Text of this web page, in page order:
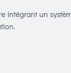
intégrant un